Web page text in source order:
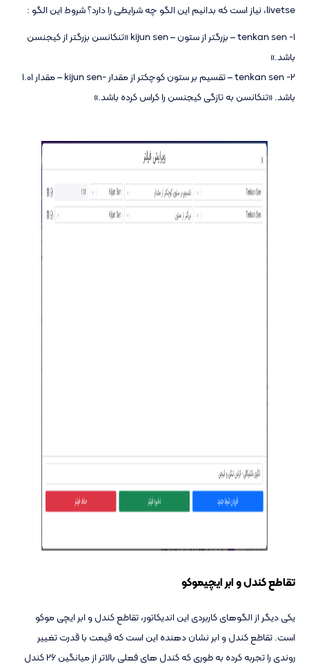
livetse، نیاز است که بدانیم این الگو چه شرایطی را دارد؟ شروط این الگو :
1- tenkan sen – بزرگتر از ستون – kijun sen «تنکانسن بزرگتر از کیجنسن
باشد.»
2- tenkan sen – تقسیم بر ستون کوچکتر از مقدار -kijun sen – مقدار 1.01
باشد. «تنکانسن به تازگی کیجنسن را کراس کرده باشد.»
تقاطع کندل و ابر ایچیموکو
یکی دیگر از الگوهای کاربردی این اندیکاتور، تقاطع کندل و ابر ایچی موکو
است. تقاطع کندل و ابر نشان دهنده این است که قیمت با قدرت تغییر
روندی را تجربه کرده به طوری که کندل های فعلی بالاتر از میانگین 26 کندل